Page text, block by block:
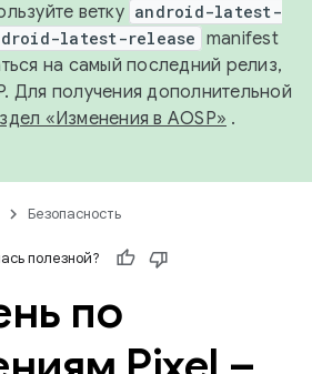
ветку android-latest-
latest-release manifest
на самый последний релиз,
Для получения дополнительной
«Изменения в AOSP» .
Безопасность
полезной?
по